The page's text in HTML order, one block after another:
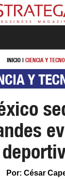
INICIO | CIENCIA Y
Y
Por: César